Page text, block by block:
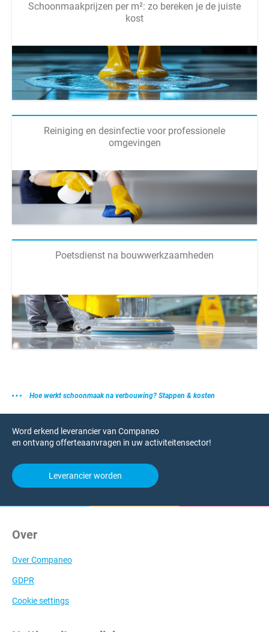
Schoonmaakprijzen per m²: zo bereken je de juiste
kost
Reiniging en desinfectie voor professionele
omgevingen
Poetsdienst na bouwwerkzaamheden
Hoe werkt schoonmaak na verbouwing? Stappen & kosten
Word erkend leverancier van Companeo
en ontvang offerteaanvragen in uw activiteitensector!
Leverancier worden
Over
Over Companeo
GDPR
Cookie settings